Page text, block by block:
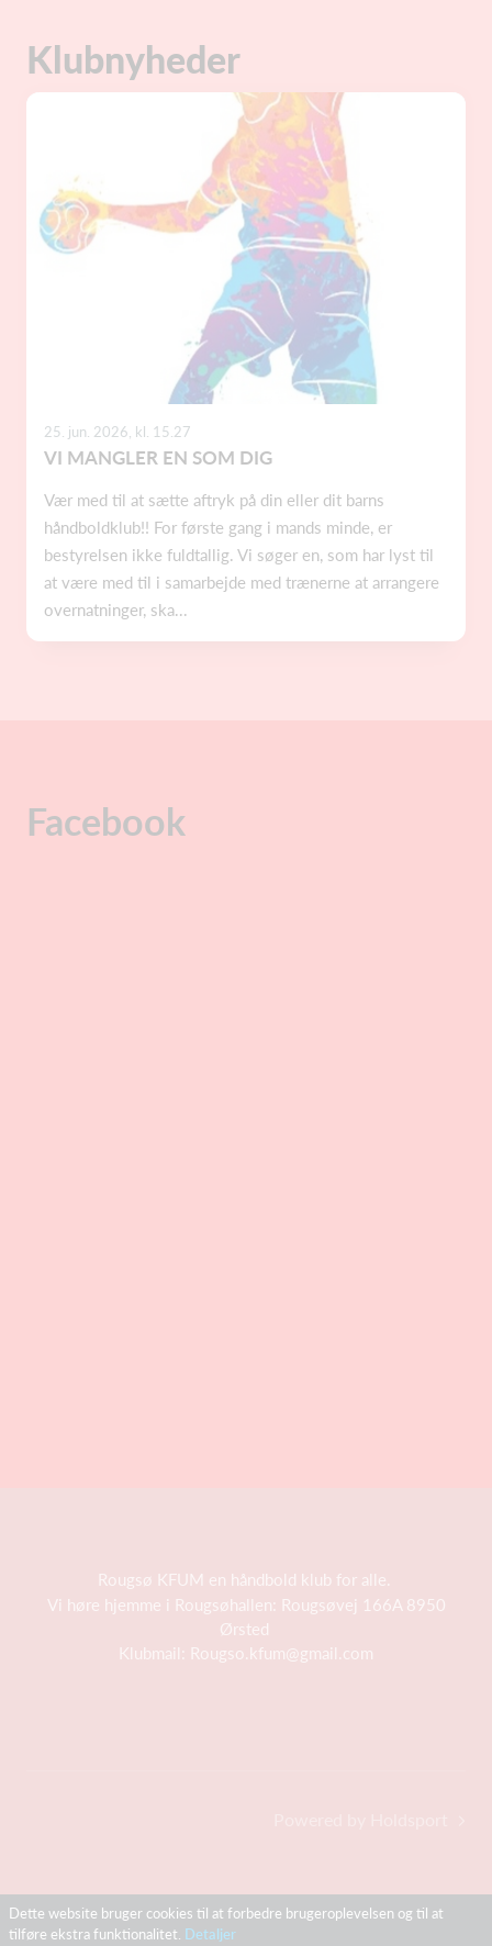
Klubnyheder
25. jun. 2026, kl. 15.27
VI MANGLER EN SOM DIG
Vær med til at sætte aftryk på din eller dit barns
håndboldklub!! For første gang i mands minde, er
bestyrelsen ikke fuldtallig. Vi søger en, som har lyst til
at være med til i samarbejde med trænerne at arrangere
overnatninger, ska...
Facebook
Rougsø KFUM en håndbold klub for alle.
Vi høre hjemme i Rougsøhallen: Rougsøvej 166A 8950
Ørsted
Klubmail:
Rougso.kfum@gmail.com
Dette website bruger cookies til at forbedre brugeroplevelsen og til at
tilføre ekstra funktionalitet. Detaljer